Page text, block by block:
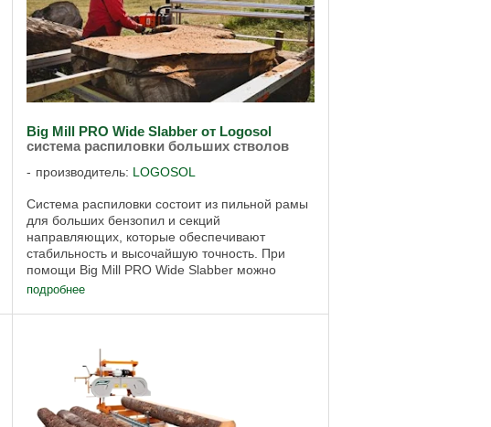
Big Mill PRO Wide Slabber от Logosol
система распиловки больших стволов
производитель: LOGOSOL
Система распиловки состоит из пильной рамы
для больших бензопил и секций
направляющих, которые обеспечивают
стабильность и высочайшую точность. При
помощи Big Mill PRO Wide Slabber можно
вырезать широкие доски с необработанными
подробнее